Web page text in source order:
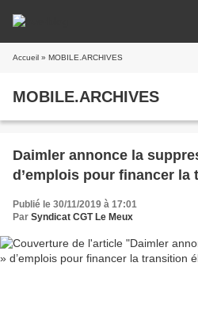
Accueil » MOBILE.ARCHIVES
MOBILE.ARCHIVES
Daimler annonce la
d’emplois pour financer
Publié le 30/11/2019 à 17:01
Par Syndicat CGT Le Meux